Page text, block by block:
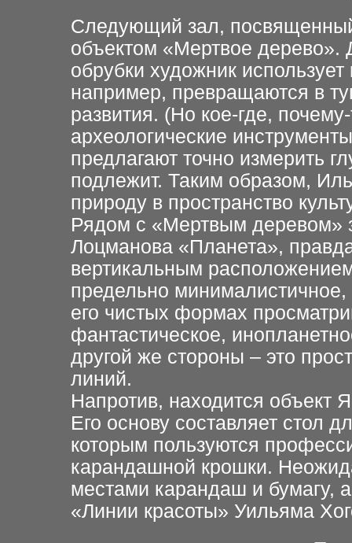
Следующий зал,
объектом «Мертвое дерево».
обрубки художник
например, превращаются в
развития. (Но кое-где,
археологические
предлагают точно измерить
подлежит. Таким образом,
природу в пространство
Рядом с «Мертвым деревом»
Лоцманова «Планета»,
вертикальным
предельно
его чистых формах
фантастическое,
другой же стороны – это
линий.
Напротив, находится объект
Его основу составляет стол
которым пользуются
карандашной крошки.
местами карандаш и бумагу,
«Линии красоты» Уильяма